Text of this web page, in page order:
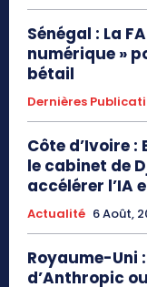
Sénégal : La
numérique »
bétail
Dernières
Côte d’Ivoire
le cabinet de
accélérer l’IA
Actualité 6 Août,
Royaume-Uni
d’Anthropic